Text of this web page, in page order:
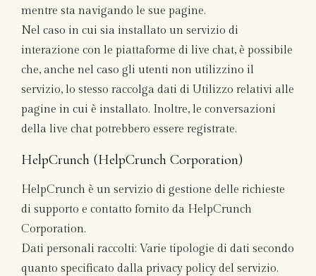
mentre sta navigando le sue pagine.
Nel caso in cui sia installato un servizio di
interazione con le piattaforme di live chat, è possibile
che, anche nel caso gli utenti non utilizzino il
servizio, lo stesso raccolga dati di Utilizzo relativi alle
pagine in cui è installato. Inoltre, le conversazioni
della live chat potrebbero essere registrate.
HelpCrunch (HelpCrunch Corporation)
HelpCrunch è un servizio di gestione delle richieste
di supporto e contatto fornito da HelpCrunch
Corporation.
Dati personali raccolti: Varie tipologie di dati secondo
quanto specificato dalla privacy policy del servizio.